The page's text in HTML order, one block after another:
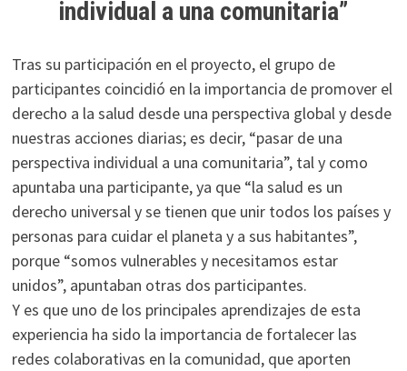
individual a una comunitaria”
Tras su participación en el proyecto, el grupo de
participantes coincidió en la importancia de promover el
derecho a la salud desde una perspectiva global y desde
nuestras acciones diarias; es decir, “pasar de una
perspectiva individual a una comunitaria”, tal y como
apuntaba una participante, ya que “la salud es un
derecho universal y se tienen que unir todos los países y
personas para cuidar el planeta y a sus habitantes”,
porque “somos vulnerables y necesitamos estar
unidos”, apuntaban otras dos participantes.
Y es que uno de los principales aprendizajes de esta
experiencia ha sido la importancia de fortalecer las
redes colaborativas en la comunidad, que aporten